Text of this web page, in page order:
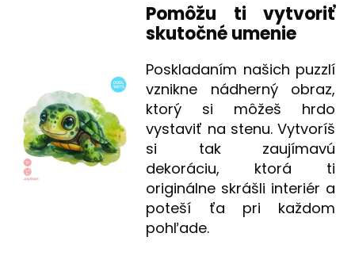
Pomôžu ti vytvoriť
skutočné umenie
Poskladaním našich puzzlí
vznikne nádherný obraz,
ktorý si môžeš hrdo
vystaviť na stenu. Vytvoríš
si tak zaujímavú
dekoráciu, ktorá ti
originálne skrášli interiér a
poteší ťa pri každom
pohľade.